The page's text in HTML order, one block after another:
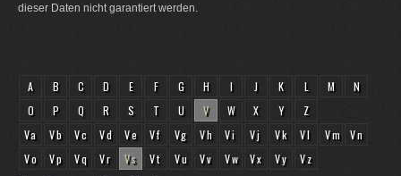
dieser Daten nicht garantiert werden.
A B C D E F G H I J K L M
N
O
P Q R S T U V W X Y
Z
Va
Vb Vc Vd Ve Vf Vg Vh Vi Vj Vk Vl Vm Vn
Vo
Vp Vq Vr Vs Vt Vu Vv Vw Vx Vy Vz